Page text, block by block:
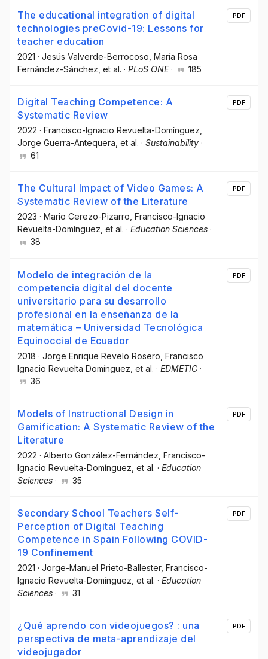
The educational integration of digital
technologies preCovid-19: Lessons for
teacher education
2021 · Jesús Valverde-Berrocoso , María Rosa
Fernández-Sánchez , et al. · PLoS ONE· 185
PDF
Digital Teaching Competence: A
Systematic Review
2022 · Francisco-Ignacio Revuelta-Domínguez
Jorge Guerra-Antequera , et al. · Sustainability ·
61
PDF
The Cultural Impact of Video Games: A
Systematic Review of the Literature
2023 · Mario Cerezo-Pizarro , Francisco-Ignacio
Revuelta-Domínguez , et al. · Education Sciences ·
38
PDF
Modelo de integración de la
competencia digital del docente
universitario para su desarrollo
profesional en la enseñanza de la
matemática – Universidad Tecnológica
Equinoccial de Ecuador
2018 · Jorge Enrique Revelo Rosero , Francisco
Ignacio Revuelta Domínguez , et al. · EDMETIC ·
36
PDF
Models of Instructional Design in
Gamification: A Systematic Review of the
Literature
2022 · Alberto González-Fernández , Francisco-
Ignacio Revuelta-Domínguez , et al. · Education
Sciences · 35
PDF
Secondary School Teachers Self-
Perception of Digital Teaching
Competence in Spain Following COVID-
19 Confinement
2021 · Jorge-Manuel Prieto-Ballester, Francisco-
Ignacio Revuelta-Domínguez , et al. · Education
Sciences · 31
PDF
¿Qué aprendo con videojuegos? : una
perspectiva de meta-aprendizaje del
videojugador
PDF